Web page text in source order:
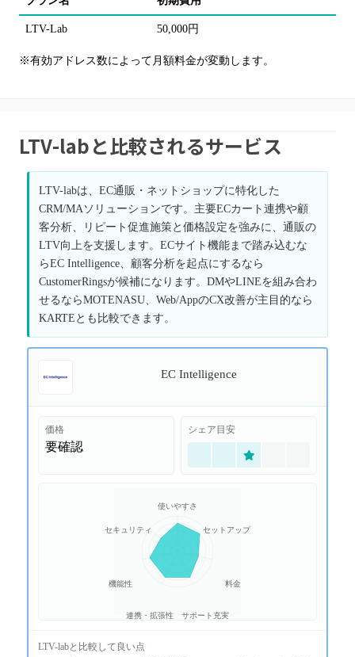
LTV-Lab 50,000円
※有効アドレス数によって月額料金が変動します。
LTV-labと比較されるサービス
LTV-labは、EC通販・ネットショップに特化した
CRM/MAソリューションです。主要ECカート連携や顧
客分析、リピート促進施策と価格設定を強みに、通販の
LTV向上を支援します。ECサイト機能まで踏み込むな
らEC Intelligence、顧客分析を起点にするなら
CustomerRingsが候補になります。DMやLINEを組み合わ
せるならMOTENASU、Web/AppのCX改善が主目的なら
KARTEとも比較できます。
EC Intelligence
価格
要確認
シェア目安
使いやすさ
セットアップ
料金
サポート充実
連携・拡張性
機能性
セキュリティ
LTV-labと比較して良い点